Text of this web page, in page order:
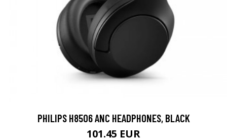
PHILIPS H8506 ANC HEADPHONES, BLACK
101.45 EUR